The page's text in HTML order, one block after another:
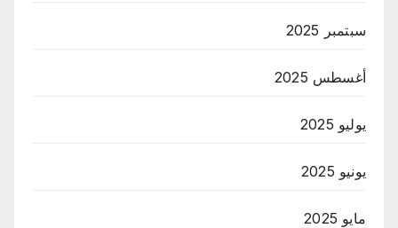
سبتمبر 2025
أغسطس 2025
يوليو 2025
يونيو 2025
مايو 2025